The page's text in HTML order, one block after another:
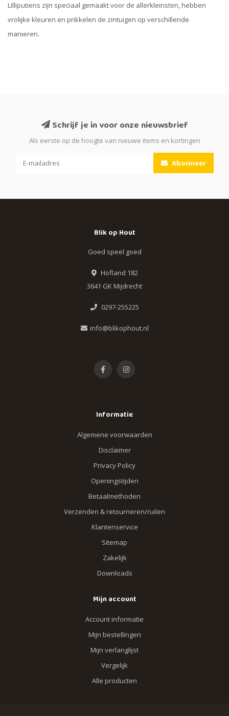
Lilliputiens zijn speciaal gemaakt voor de allerkleinsten, hebben
vrolijke kleuren en prikkelen de zintuigen op verschillende
manieren.
Schrijf je in voor onze nieuwsbrief
Als eerste op de hoogte van nieuwe items en kortingen
Abonneer
Blik op Hout
Goed speel goed
Hofland 182
3641 GK Mijdrecht
0297-255225
info@blikophout.nl
Informatie
Algemene voorwaarden
Disclaimer
Privacy Policy
Openingstijden
Betaalmethoden
Verzenden & retourneren/ruilen
Klantenservice
Sitemap
Zakelijk
Downloads
Mijn account
Account informatie
Mijn bestellingen
Mijn verlanglijst
Vergelijk
Alle producten